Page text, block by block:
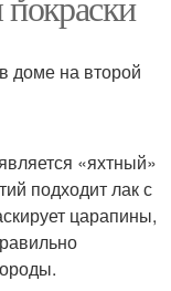
доме на второй
«яхтный»
подходит лак с
царапины,